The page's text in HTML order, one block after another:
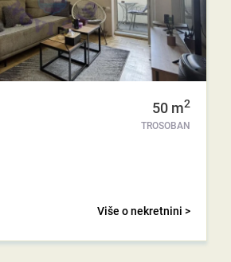
50 m2
TROSOBAN
Više o nekretnini >